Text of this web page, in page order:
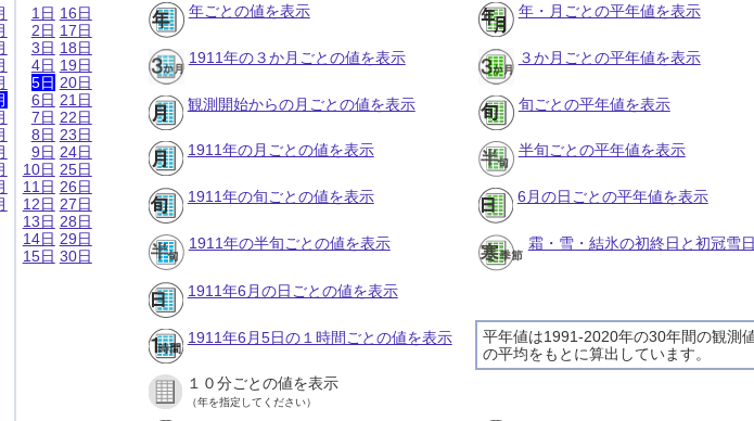
1日
2日
3日
4日
5日
6日
7日
8日
9日
10日
11日
12日
13日
14日
15日
16日
17日
18日
19日
20日
21日
22日
23日
24日
25日
26日
27日
28日
29日
30日
年ごとの値を表示 年・月ごとの平年値を表示
1911年の３か月ごとの値を表示 ３か月ごとの平年値を表示
観測開始からの月ごとの値を表示 旬ごとの平年値を表示
1911年の月ごとの値を表示 半旬ごとの平年値を表示
1911年の旬ごとの値を表示 6月の日ごとの平年値を表示
1911年の半旬ごとの値を表示 霜・雪・結氷の初終日と初冠雪
1911年6月の日ごとの値を表示
平年値は1991-2020年の30年間の観測
の平均をもとに算出しています。
1911年6月5日の１時間ごとの値を表示
１０分ごとの値を表示
（年を指定してください）